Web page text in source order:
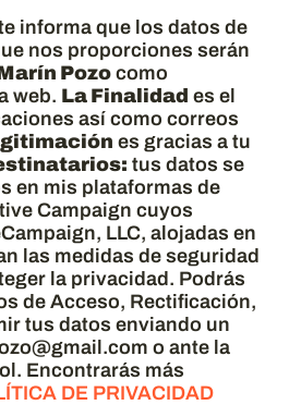
informa que los datos de
nos proporciones serán
Pozo como
web. La Finalidad es el
así como correos
es gracias a tu
tus datos se
en mis plataformas de
Campaign cuyos
LLC, alojadas en
las medidas de seguridad
la privacidad. Podrás
de Acceso, Rectificación,
tus datos enviando un
o ante la
Encontrarás más
DE PRIVACIDAD